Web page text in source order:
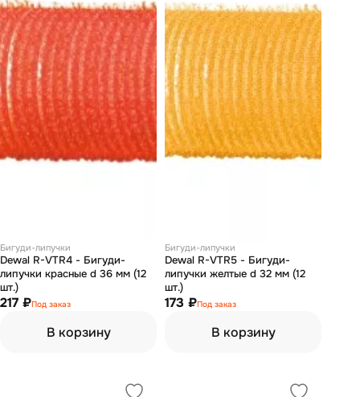
Бигуди-липучки
Dewal R-VTR4 - Бигуди-
липучки красные d 36 мм (12
шт.)
217 ₽Под заказ
В корзину
Бигуди-липучки
Dewal R-VTR5 - Бигуди-
липучки желтые d 32 мм (12
шт.)
173 ₽Под заказ
В корзину